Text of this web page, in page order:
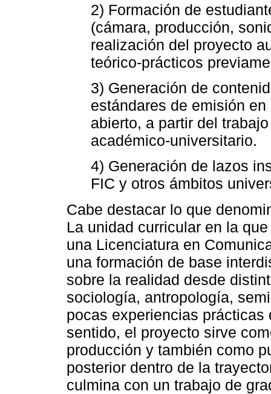
2) Formación de
(cámara, producción,
realización del proyecto
teórico-prácticos
3) Generación de
estándares de emisión
abierto, a partir del
académico-universitario.
4) Generación de lazos
FIC y otros ámbitos
Cabe destacar lo que
La unidad curricular en la
una Licenciatura en
una formación de base
sobre la realidad desde
sociología, antropología,
pocas experiencias
sentido, el proyecto sirve
producción y también como
posterior dentro de la
culmina con un trabajo de